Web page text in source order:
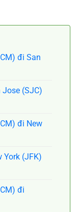
đi San
Jose (SJC)
đi New
York (JFK)
đi